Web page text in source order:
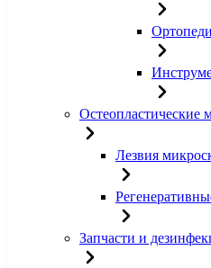
Остеопластические
Лезвия
Запчасти и